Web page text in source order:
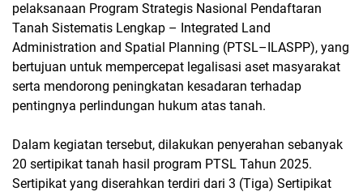
pelaksanaan Program Strategis Nasional Pendaftaran
Tanah Sistematis Lengkap – Integrated Land
Administration and Spatial Planning (PTSL–ILASPP), yang
bertujuan untuk mempercepat legalisasi aset masyarakat
serta mendorong peningkatan kesadaran terhadap
pentingnya perlindungan hukum atas tanah.
Dalam kegiatan tersebut, dilakukan penyerahan sebanyak
20 sertipikat tanah hasil program PTSL Tahun 2025.
Sertipikat yang diserahkan terdiri dari 3 (Tiga) Sertipikat